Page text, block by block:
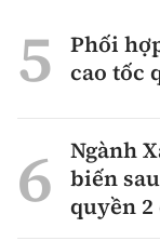
Phối
cao tốc
Ngành
biến
quyền 2